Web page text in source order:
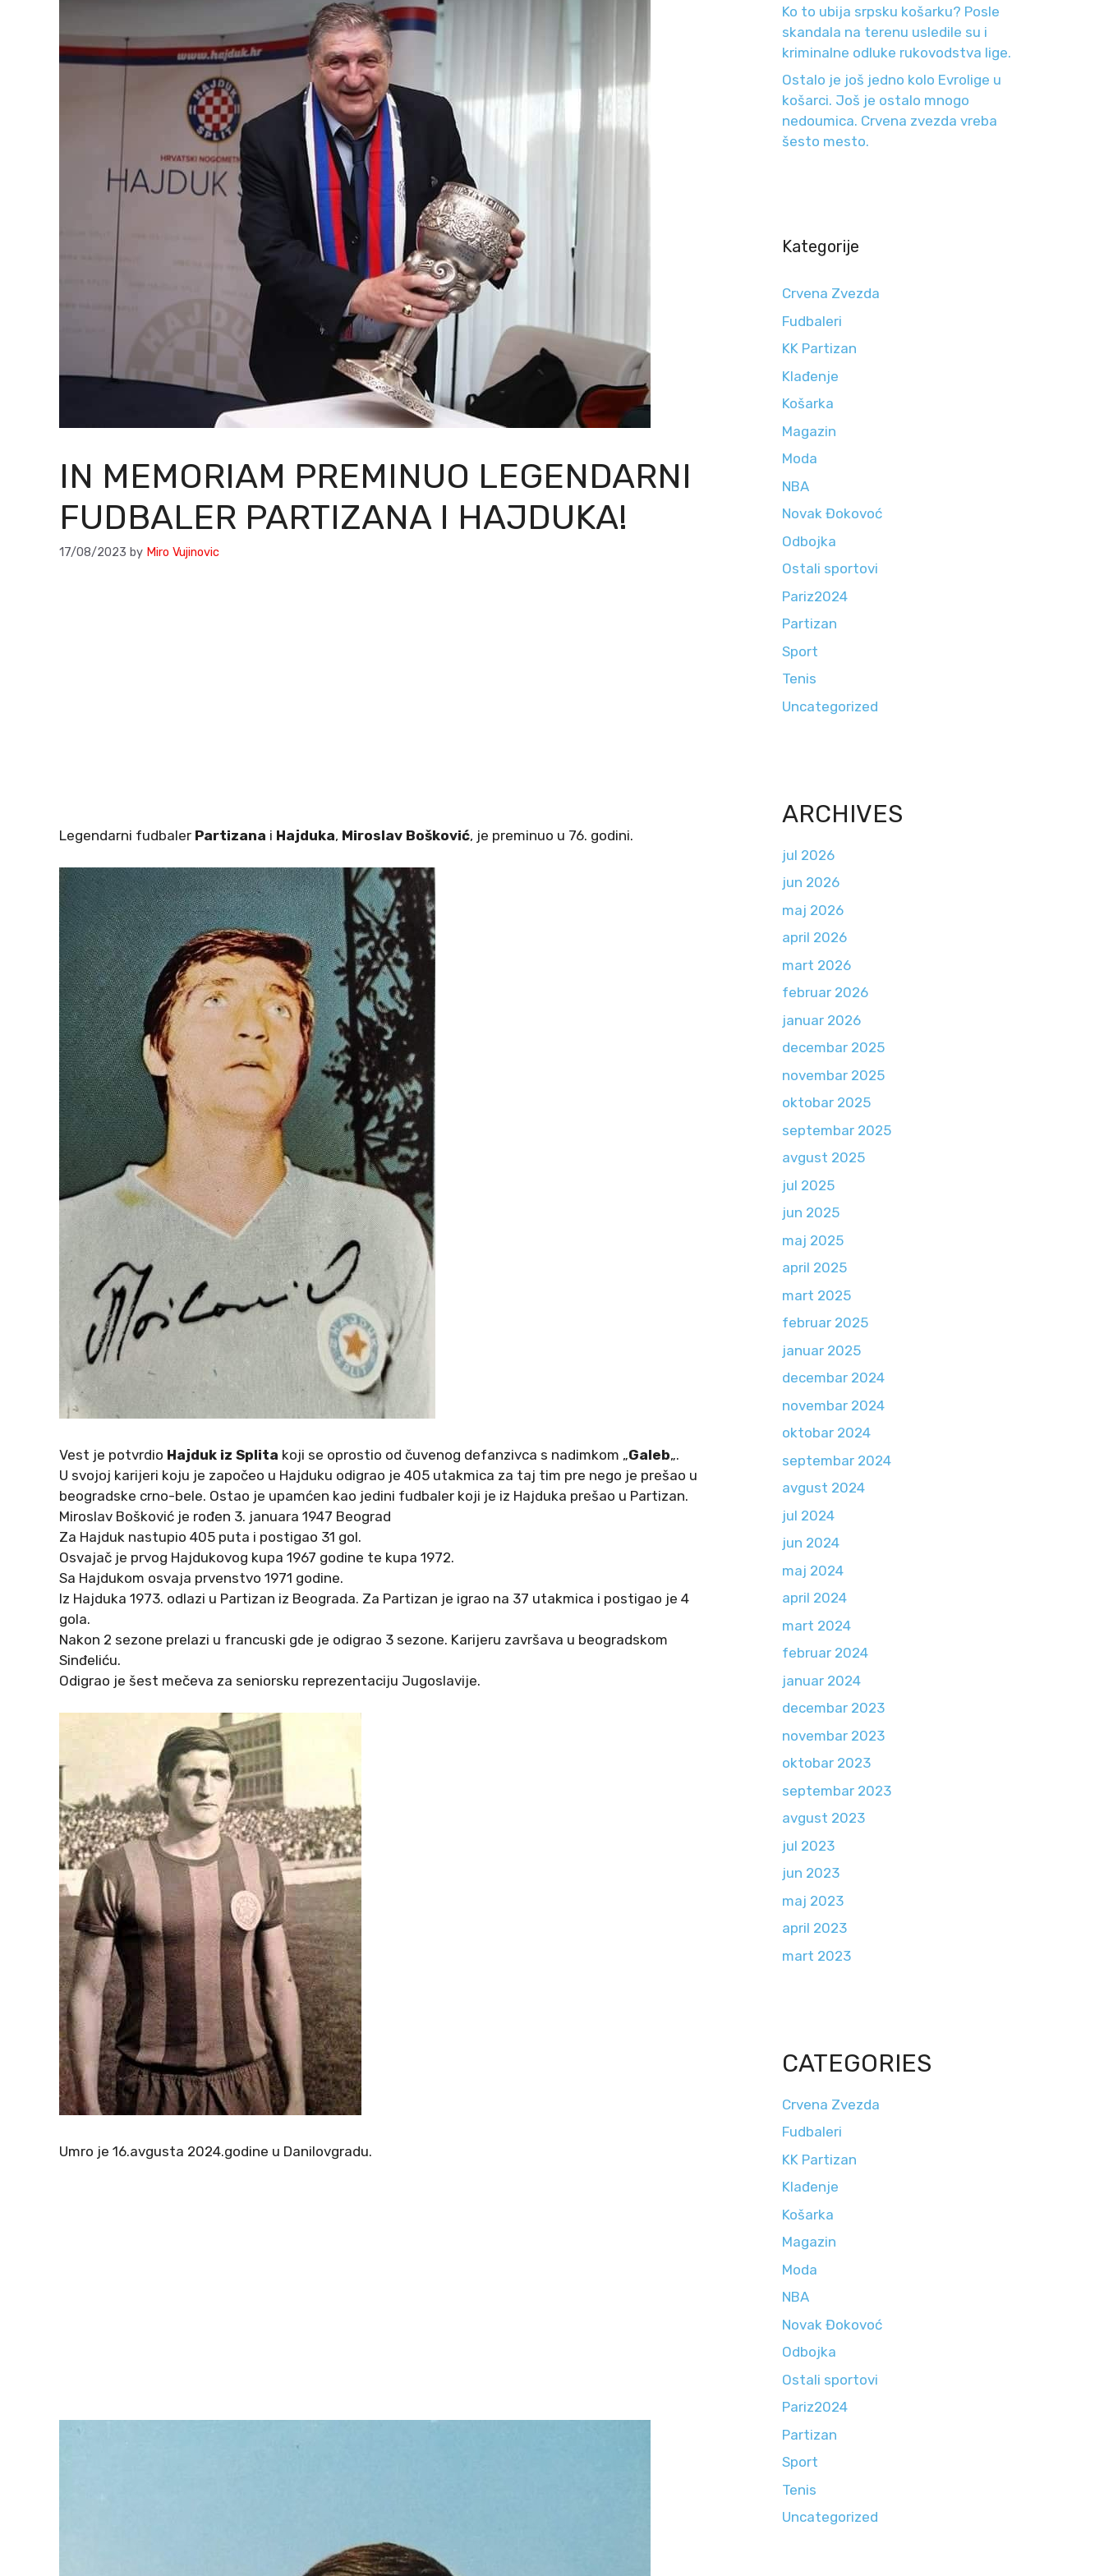
IN MEMORIAM PREMINUO LEGENDARNI
FUDBALER PARTIZANA I HAJDUKA!
17/08/2023 by Miro Vujinovic
Legendarni fudbaler Partizana i Hajduka, Miroslav Bošković, je preminuo u 76. godini.
Vest je potvrdio Hajduk iz Splita koji se oprostio od čuvenog defanzivca s nadimkom „Galeb„.
U svojoj karijeri koju je započeo u Hajduku odigrao je 405 utakmica za taj tim pre nego je prešao u
beogradske crno-bele. Ostao je upamćen kao jedini fudbaler koji je iz Hajduka prešao u Partizan.
Miroslav Bošković je rođen 3. januara 1947 Beograd
Za Hajduk nastupio 405 puta i postigao 31 gol.
Osvajač je prvog Hajdukovog kupa 1967 godine te kupa 1972.
Sa Hajdukom osvaja prvenstvo 1971 godine.
Iz Hajduka 1973. odlazi u Partizan iz Beograda. Za Partizan je igrao na 37 utakmica i postigao je 4
gola.
Nakon 2 sezone prelazi u francuski gde je odigrao 3 sezone. Karijeru završava u beogradskom
Sinđeliću.
Odigrao je šest mečeva za seniorsku reprezentaciju Jugoslavije.
Umro je 16.avgusta 2024.godine u Danilovgradu.
Ko to ubija srpsku košarku? Posle
skandala na terenu usledile su i
kriminalne odluke rukovodstva lige.
Ostalo je još jedno kolo Evrolige u
košarci. Još je ostalo mnogo
nedoumica. Crvena zvezda vreba
šesto mesto.
Kategorije
Crvena Zvezda
Fudbaleri
KK Partizan
Klađenje
Košarka
Magazin
Moda
NBA
Novak Đokovoć
Odbojka
Ostali sportovi
Pariz2024
Partizan
Sport
Tenis
Uncategorized
ARCHIVES
jul 2026
jun 2026
maj 2026
april 2026
mart 2026
februar 2026
januar 2026
decembar 2025
novembar 2025
oktobar 2025
septembar 2025
avgust 2025
jul 2025
jun 2025
maj 2025
april 2025
mart 2025
februar 2025
januar 2025
decembar 2024
novembar 2024
oktobar 2024
septembar 2024
avgust 2024
jul 2024
jun 2024
maj 2024
april 2024
mart 2024
februar 2024
januar 2024
decembar 2023
novembar 2023
oktobar 2023
septembar 2023
avgust 2023
jul 2023
jun 2023
maj 2023
april 2023
mart 2023
CATEGORIES
Crvena Zvezda
Fudbaleri
KK Partizan
Klađenje
Košarka
Magazin
Moda
NBA
Novak Đokovoć
Odbojka
Ostali sportovi
Pariz2024
Partizan
Sport
Tenis
Uncategorized